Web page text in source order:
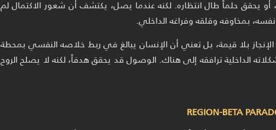
يحقق حلماً طال انتظاره. لكنه عندما يصل، يكتشف أن شعور الاكتمال لم
بمخاوفه وقلقه وفراغه الداخلي.
بلا قيمة، بل تعني أن الإنسان يبالغ في ربط خلاصه النفسي بمحطة
الداخلية ترافقه إلى هناك. الوصول قد يحقق هدفاً، لكنه لا يصلح الروح